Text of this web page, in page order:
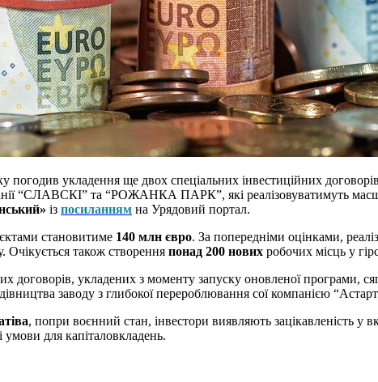
погодив укладення ще двох спеціальних інвестиційних
“СЛАВСКІ” та “РОЖАНКА ПАРК”, які реалізовуватимуть
із посиланням на Урядовий портал.
становитиме 140 млн євро. За попередніми оцінками,
Очікується також створення понад 200 нових робочих місць у
договорів, укладених з моменту запуску оновленої програми,
заводу з глибокої перероблювання сої компанією
, попри воєнний стан, інвестори виявляють зацікавленість у
для капіталовкладень.